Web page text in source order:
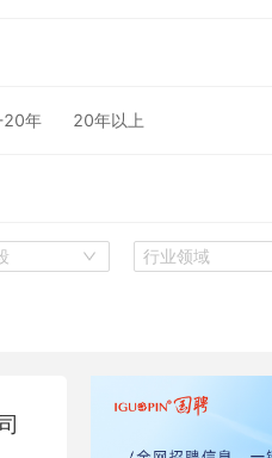
年 20年以上
行业领域